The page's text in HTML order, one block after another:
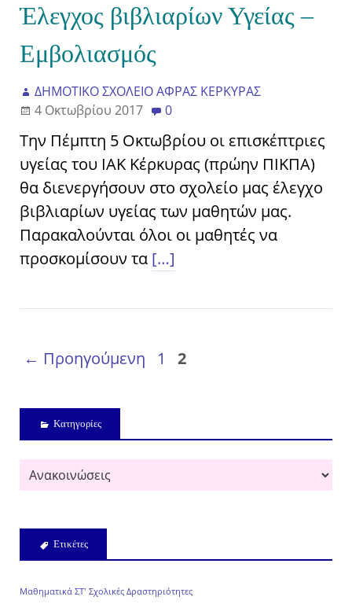
Έλεγχος βιβλιαρίων Υγείας –
Εμβολιασμός
ΔΗΜΟΤΙΚΟ ΣΧΟΛΕΙΟ ΑΦΡΑΣ ΚΕΡΚΥΡΑΣ
4 Οκτωβρίου 2017
0
Την Πέμπτη 5 Οκτωβρίου οι επισκέπτριες
υγείας του ΙΑΚ Κέρκυρας (πρώην ΠΙΚΠΑ)
θα διενεργήσουν στο σχολείο μας έλεγχο
βιβλιαρίων υγείας των μαθητών μας.
Παρακαλούνται όλοι οι μαθητές να
προσκομίσουν τα […]
← Προηγούμενη 1 2
Kατηγορίες
Ετικέτες
Μαθηματικά ΣΤ' Σχολικές Δραστηριότητες